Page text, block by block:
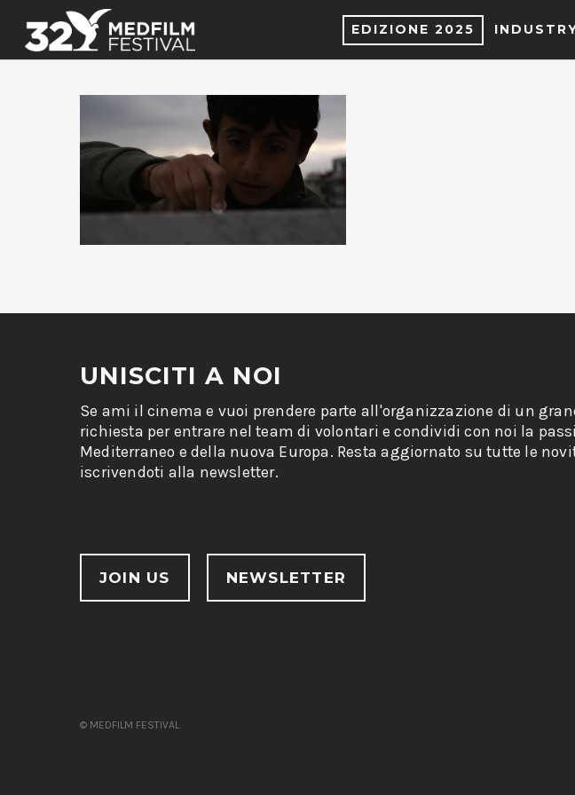
EDIZIONE 2025
UNISCITI A NOI
Se ami il cinema e vuoi prendere parte all'organizzazione di un
richiesta per entrare nel team di volontari e condividi con noi la
Mediterraneo e della nuova Europa. Resta aggiornato su tutte le
iscrivendoti alla newsletter.
JOIN US NEWSLETTER
© MEDFILM FESTIVAL